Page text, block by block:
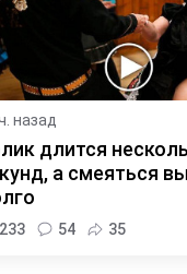
назад
длится
а смеяться
233 54 35